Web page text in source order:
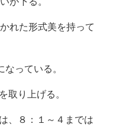
が下る。
れた形式美を持って
なっている。
取り上げる。
、８：１～４までは